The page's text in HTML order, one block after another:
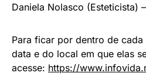
Daniela Nolasco (Esteticista)
Para ficar por dentro de cada
data e do local em que elas
acesse: https://